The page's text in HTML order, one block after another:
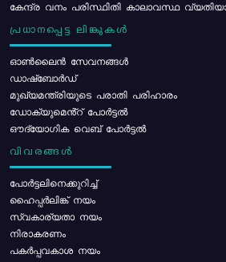
കേന്ദ്ര വനം പരിസ്ഥിതി കാലാവസ്ഥ
പ്രധാനപ്പെട്ട ലിങ്കുകൾ
ഓൺലൈൻ സേവനങ്ങൾ
ഡാഷ്ബോർഡ്
മുഖ്യമന്ത്രിയുടെ പരാതി പരിഹാരം
ഡോക്യുമെൻ്റ് പോർട്ടൽ
ഔദ്യോഗിക വെബ് പോർട്ടൽ
വിവരങ്ങൾ
പോര്‍ട്ടലിനെക്കുറിച്ച്
ഹൈപ്പർലിങ്ക് നയം
സ്വകാര്യതാ നയം
നിരാകരണം
പകർപ്പവകാശ നയം